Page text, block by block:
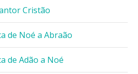
Cristão
de Noé a Abraão
de Adão a Noé